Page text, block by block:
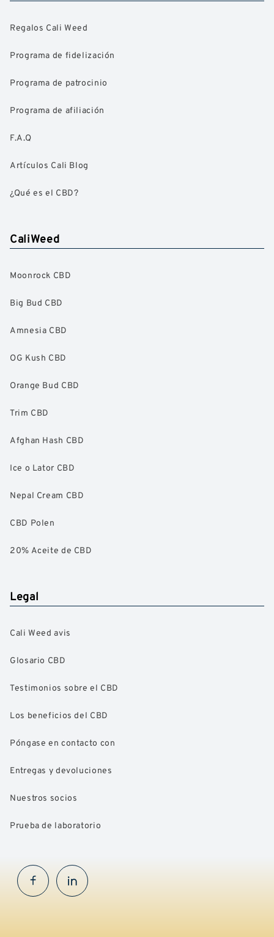
Regalos Cali Weed
Programa de fidelización
Programa de patrocinio
Programa de afiliación
F.A.Q
Artículos Cali Blog
¿Qué es el CBD?
CaliWeed
Moonrock CBD
Big Bud CBD
Amnesia CBD
OG Kush CBD
Orange Bud CBD
Trim CBD
Afghan Hash CBD
Ice o Lator CBD
Nepal Cream CBD
CBD Polen
20% Aceite de CBD
Legal
Cali Weed avis
Glosario CBD
Testimonios sobre el CBD
Los beneficios del CBD
Póngase en contacto con
Entregas y devoluciones
Nuestros socios
Prueba de laboratorio
FacebookInstaGram